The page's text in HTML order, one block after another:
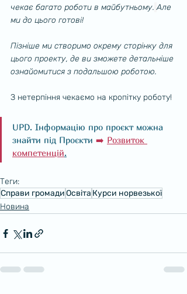
чекає багато роботи в майбутньому. Але
ми до цього готові!
Пізніше ми створимо окрему сторінку для
цього проекту, де ви зможете детальніше
ознайомитися з подальшою роботою.
З нетерпіння чекаємо на кропітку роботу!
UPD. Інформацію про проєкт можна
знайти під Проєкти ➡️ Розвиток
компетенцій.
Теги:
Справи громадиОсвіта Курси норвезької
Новина